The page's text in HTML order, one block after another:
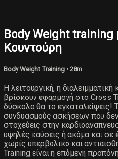
Βody Weight training
Κουντούρη
Body Weight Training • 28m
Η λειτουργική, η
βρίσκουν εφαρμογή στο Cross
δύσκολα θα το εγκαταλείψεις!
συνδυασμούς ασκήσεων που δεν
στοχεύεις στην
υψηλές καύσεις ή ακόμα και
χωρίς υπερβολικό και
Training είναι η επόμενη